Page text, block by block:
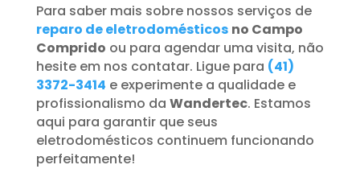
Para saber mais sobre nossos serviços de
reparo de eletrodomésticos no Campo
Comprido ou para agendar uma visita, não
hesite em nos contatar. Ligue para (41)
3372-3414 e experimente a qualidade e
profissionalismo da Wandertec. Estamos
aqui para garantir que seus
eletrodomésticos continuem funcionando
perfeitamente!